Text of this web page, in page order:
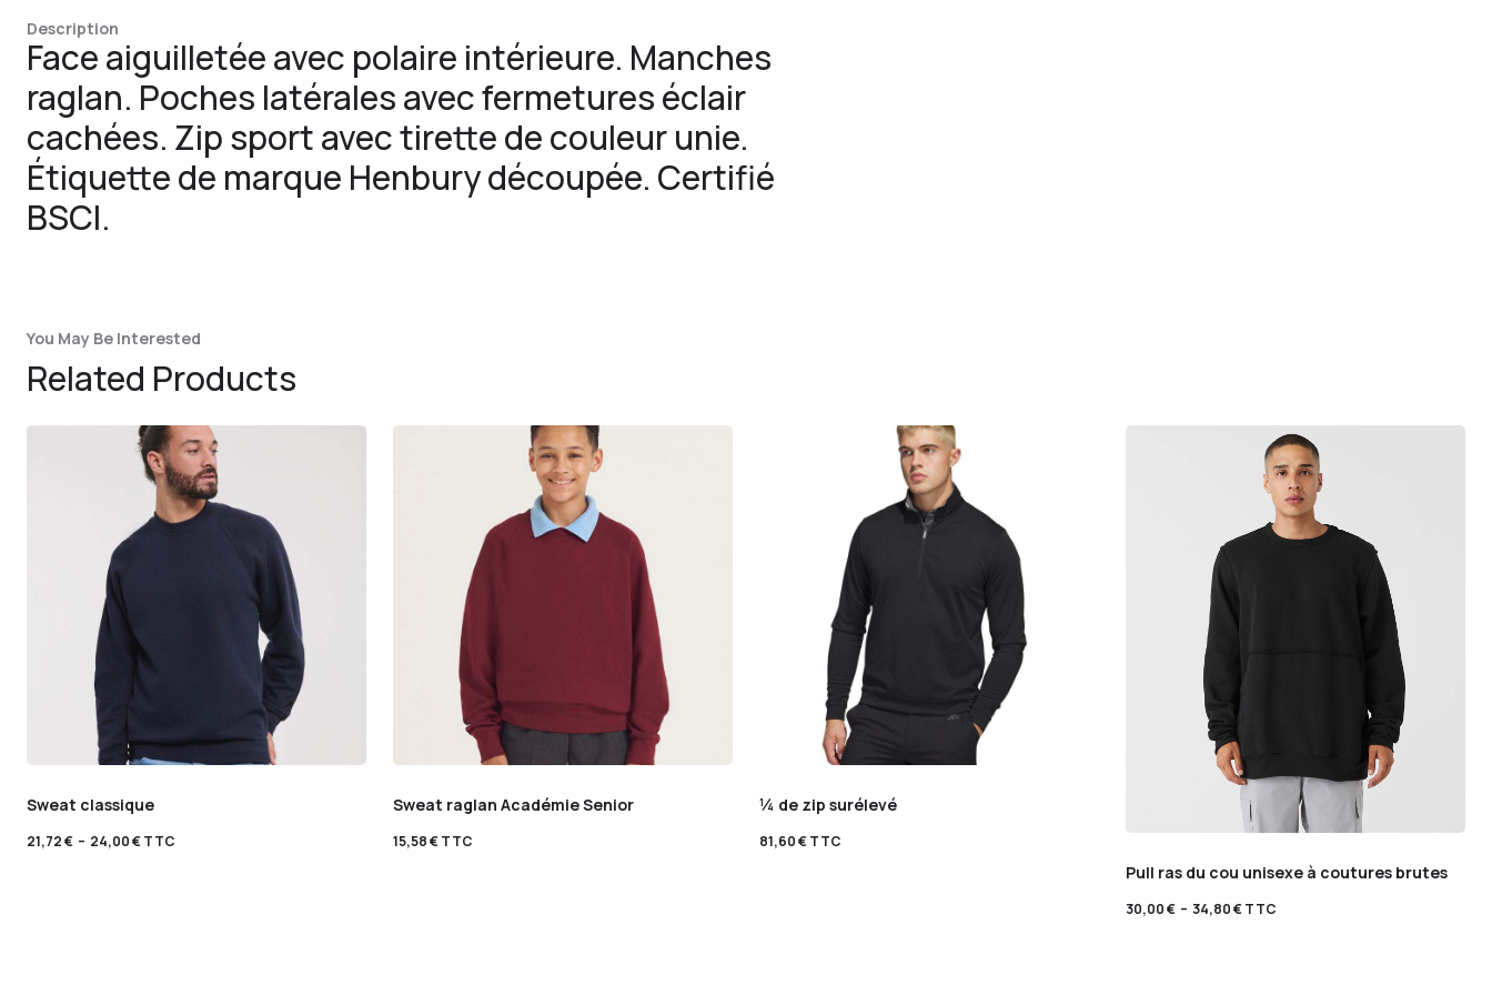
Description
Face aiguilletée avec polaire intérieure. Manches
raglan. Poches latérales avec fermetures éclair
cachées. Zip sport avec tirette de couleur unie.
Étiquette de marque Henbury découpée. Certifié
BSCI.
You May Be Interested
Related Products
Sweat classique
21,72€ – 24,00€TTC
Sweat raglan Académie Senior
15,58€TTC
¼ de zip surélevé
81,60€TTC
Pull ras du cou unisexe à coutures brutes
30,00€ – 34,80€TTC